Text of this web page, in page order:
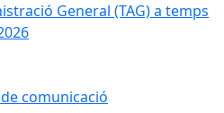
General (TAG) a temps
comunicació